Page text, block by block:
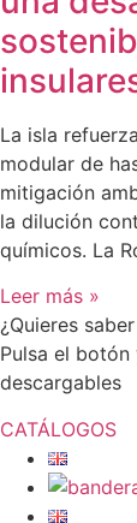
La isla
modular de
mitigación
la dilución
químicos. La
Leer más »
¿Quieres
Pulsa el
descargables
CATÁLOGOS